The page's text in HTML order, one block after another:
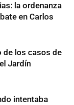
la ordenanza
en Carlos
de los casos de
Jardín
intentaba